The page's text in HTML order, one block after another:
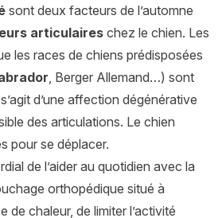
sont deux facteurs de l’automne
articulaireschez le chien. Les
les races de chiens prédisposées
, Berger Allemand…) sont
d’une affection dégénérative
des articulations. Le chien
pour se déplacer.
de l’aider au quotidien avec la
orthopédique situé à
de chaleur, de limiter l’activité